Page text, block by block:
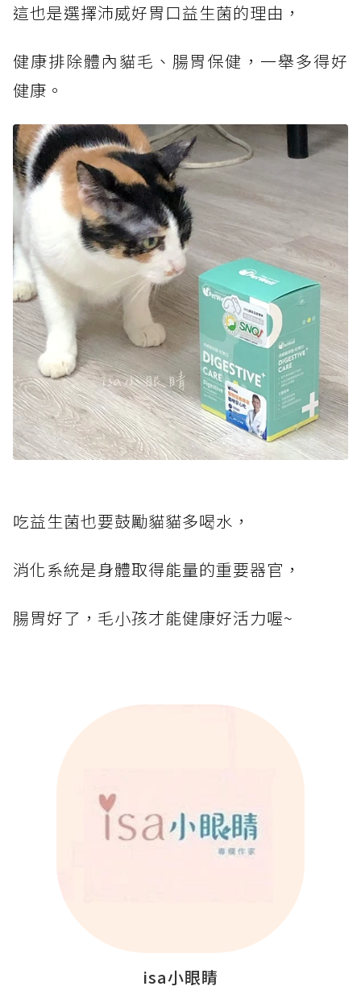
這也是選擇沛威好胃口益生菌的理由，
健康排除體內貓毛、腸胃保健，一舉多得好
健康。
吃益生菌也要鼓勵貓貓多喝水，
消化系統是身體取得能量的重要器官，
腸胃好了，毛小孩才能健康好活力喔~
isa小眼睛